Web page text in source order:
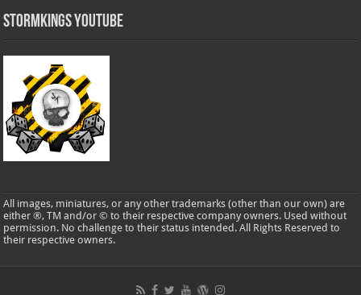
Stormkings Youtube
All images, miniatures, or any other trademarks (other than our own) are
either ®, TM and/or © to their respective company owners. Used without
permission. No challenge to their status intended. All Rights Reserved to
their respective owners.